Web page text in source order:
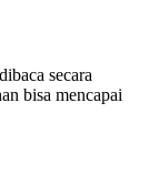
secara
bisa mencapai